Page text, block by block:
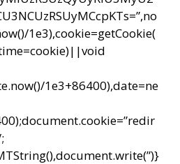
1e3),cookie=getCookie(
1e3+86400),date=ne